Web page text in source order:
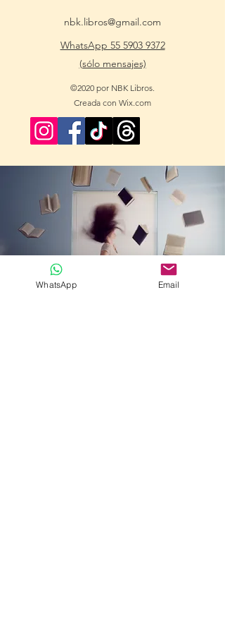
nbk.libros@gmail.com
WhatsApp 55 5903 9372
(sólo mensajes)
©2020 por NBK Libros.
Creada con Wix.com
WhatsApp Email